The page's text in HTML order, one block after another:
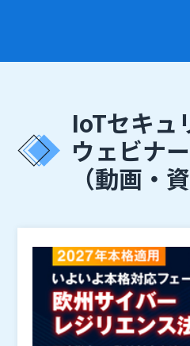
IoTセキュ
ウェビナ
（動画・